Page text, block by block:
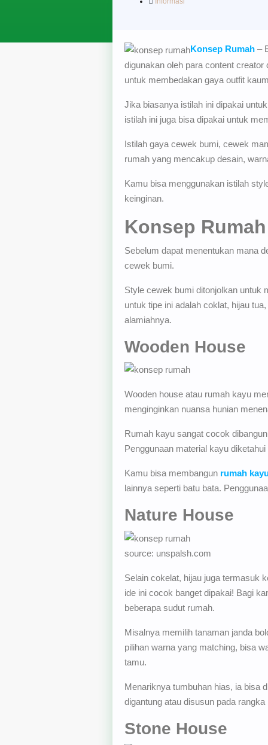
Konsep Rumah–
digunakan oleh para content
untuk membedakan gaya outfit
Jika biasanya istilah ini dipakai
istilah ini juga bisa dipakai untuk
Istilah gaya cewek bumi, cewek
rumah yang mencakup desain,
Kamu bisa menggunakan istilah
keinginan.
Konsep
Sebelum dapat menentukan mana
cewek bumi.
Style cewek bumi ditonjolkan untuk
untuk tipe ini adalah coklat, hijau
alamiahnya.
Wooden House
Wooden house atau rumah kayu
menginginkan nuansa hunian
Rumah kayu sangat cocok
Penggunaan material kayu
Kamu bisa membangun rumah
lainnya seperti batu bata.
Nature House
source: unspalsh.com
Selain cokelat, hijau juga termasuk
ide ini cocok banget dipakai! Bagi
beberapa sudut rumah.
Misalnya memilih tanaman janda
pilihan warna yang matching, bisa
tamu.
Menariknya tumbuhan hias, ia bisa
digantung atau disusun pada
Stone House